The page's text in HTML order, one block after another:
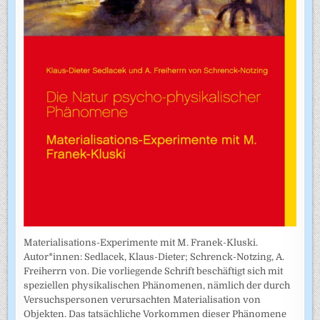
Materialisations-Experimente mit M. Franek-Kluski.
Autor*innen: Sedlacek, Klaus-Dieter; Schrenck-Notzing, A.
Freiherrn von. Die vorliegende Schrift beschäftigt sich mit
speziellen physikalischen Phänomenen, nämlich der durch
Versuchspersonen verursachten Materialisation von
Objekten. Das tatsächliche Vorkommen dieser Phänomene